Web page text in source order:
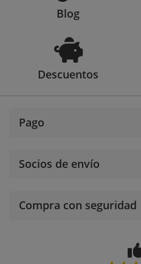
Blog
Descuentos
Pago
Socios de envío
Compra con seguridad